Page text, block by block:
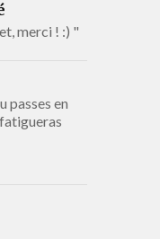
merci ! :) "
passes en